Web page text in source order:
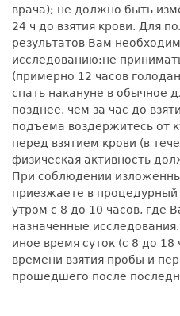
врача); не должно быть
24 ч до взятия крови. Для
результатов Вам
исследованию:не
(примерно 12 часов
спать накануне в обычное
позднее, чем за час до
подъема воздержитесь от
перед взятием крови (в
физическая активность
При соблюдении
приезжаете в
утром с 8 до 10 часов, где
назначенные
иное время суток (с 8 до 18
времени взятия пробы и
прошедшего после